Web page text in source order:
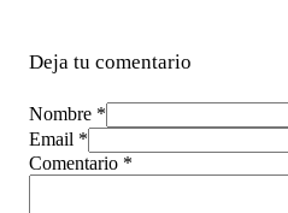
Deja tu comentario
Nombre *
Email *
Comentario *